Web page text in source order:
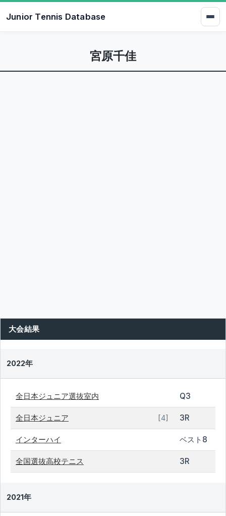
Junior Tennis Database
宮原千佳
大会結果
2022年
全日本ジュニア選抜室内 Q3
全日本ジュニア [4] 3R
インターハイ ベスト8
全国選抜高校テニス 3R
2021年